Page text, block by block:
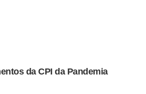
da CPI da Pandemia